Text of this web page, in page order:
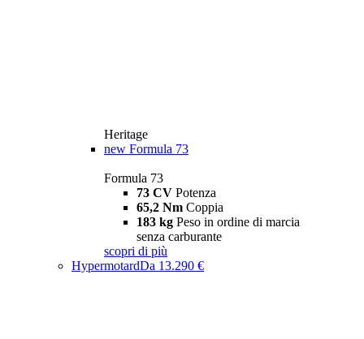
Heritage
new Formula 73
Formula 73
73 CV Potenza
65,2 Nm Coppia
183 kg Peso in ordine di marcia
senza carburante
scopri di più
HypermotardDa 13.290 €